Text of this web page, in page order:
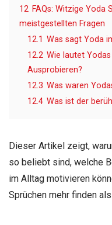
12 FAQs: Witzige Yoda
meistgestellten Fragen
12.1 Was sagt Yoda
12.2 Wie lautet
Ausprobieren?
12.3 Was waren
12.4 Was ist der
Dieser Artikel zeigt,
so beliebt sind, welche
im Alltag motivieren
Sprüchen mehr finden